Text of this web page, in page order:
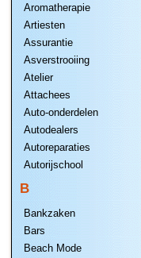
Aromatherapie
Artiesten
Assurantie
Asverstrooiing
Atelier
Attachees
Auto-onderdelen
Autodealers
Autoreparaties
Autorijschool
B
Bankzaken
Bars
Beach Mode